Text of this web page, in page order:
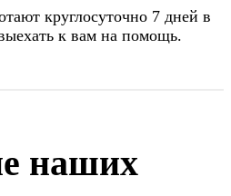
круглосуточно 7 дней в
к вам на помощь.
наших